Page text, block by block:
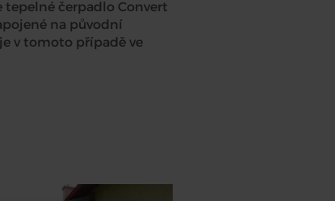
čerpadlo Convert
na původní
v tomoto případě ve